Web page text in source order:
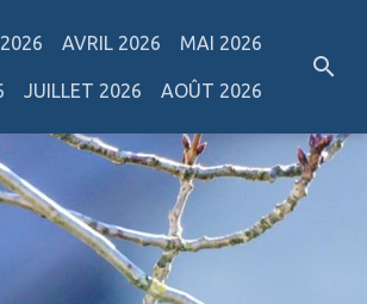
AVRIL 2026 MAI 2026
JUILLET 2026 AOÛT 2026